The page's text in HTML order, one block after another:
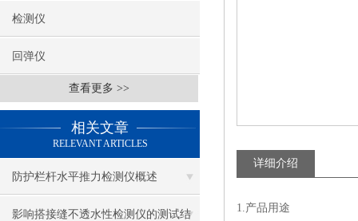
检测仪
回弹仪
查看更多 >>
相关文章
RELEVANT ARTICLES
防护栏杆水平推力检测仪概述
影响搭接缝不透水性检测仪的测试结
详细介绍
1.产品用途